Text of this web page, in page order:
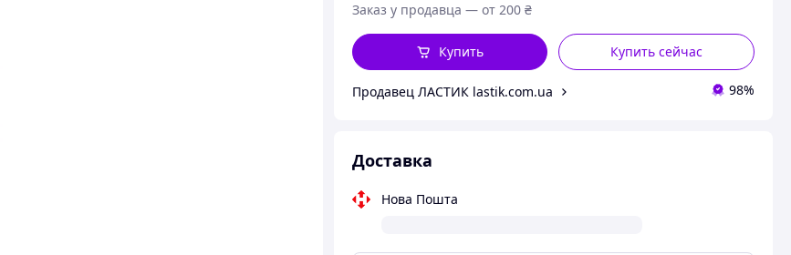
Заказ у продавца — от 200 ₴
Купить сейчас
Купить
Продавец ЛАСТИК lastik.com.ua 98%
Доставка
Нова Пошта